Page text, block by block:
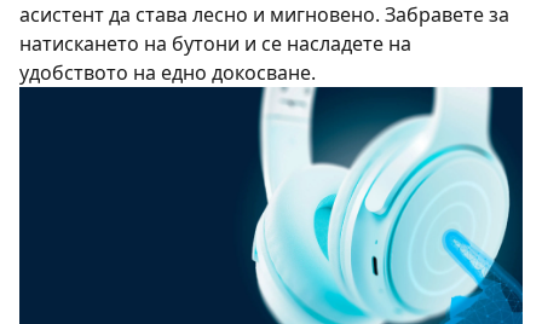
асистент да става лесно и мигновено. Забравете за
натискането на бутони и се насладете на
удобството на едно докосване.